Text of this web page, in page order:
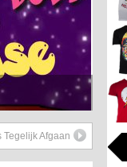
Afgaan